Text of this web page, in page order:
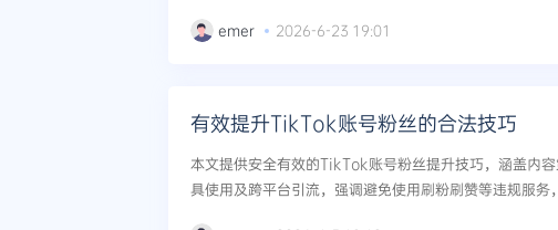
emer 2026-6-23 19:01
有效提升TikTok账号粉丝的合法技巧
本文提供安全有效的TikTok账号粉丝提升技巧，涵盖内
具使用及跨平台引流，强调避免使用刷粉刷赞等违规服务